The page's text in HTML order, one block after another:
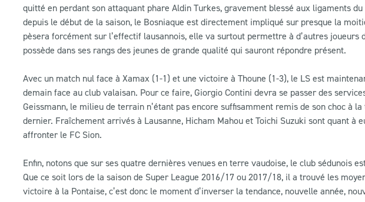
quitté en perdant son attaquant phare Aldin Turkes, gravement blessé aux ligaments
depuis le début de la saison, le Bosniaque est directement impliqué sur presque la
pèsera forcément sur l’effectif lausannois, elle va surtout permettre à d’autres joueurs
possède dans ses rangs des jeunes de grande qualité qui sauront répondre présent.
Avec un match nul face à Xamax (1-1) et une victoire à Thoune (1-3), le LS est
demain face au club valaisan. Pour ce faire, Giorgio Contini devra se passer des
Geissmann, le milieu de terrain n’étant pas encore suffisamment remis de son choc à
dernier. Fraîchement arrivés à Lausanne, Hicham Mahou et Toichi Suzuki sont quant à
affronter le FC Sion.
Enfin, notons que sur ses quatre dernières venues en terre vaudoise, le club sédunois
Que ce soit lors de la saison de Super League 2016/17 ou 2017/18, il a trouvé les
victoire à la Pontaise, c’est donc le moment d’inverser la tendance, nouvelle année,